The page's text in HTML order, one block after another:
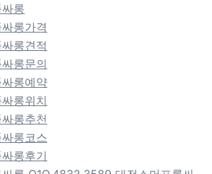
롱
롱가격
롱견적
롱문의
롱예약
롱위치
롱추천
롱코스
롱후기